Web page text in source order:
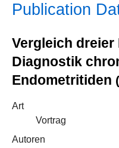
Publication
Vergleich dreier
Diagnostik
Endometritiden
Art
Vortrag
Autoren